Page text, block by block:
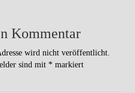
Kommentar
wird nicht veröffentlicht.
sind mit * markiert